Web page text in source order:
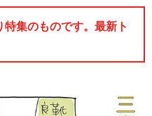
集のものです。最新ト